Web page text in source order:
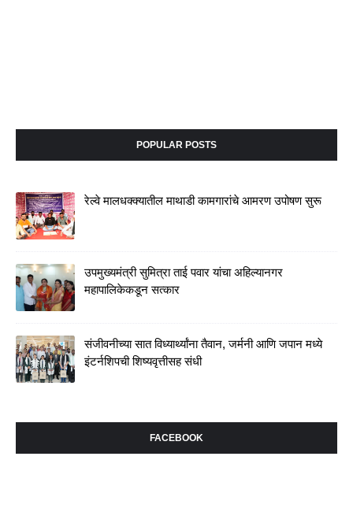
POPULAR POSTS
रेल्वे मालधक्क्यातील माथाडी कामगारांचे आमरण उपोषण सुरू
उपमुख्यमंत्री सुमित्रा ताई पवार यांचा अहिल्यानगर
महापालिकेकडून सत्कार
संजीवनीच्या सात विध्यार्थ्यांना तैवान, जर्मनी आणि जपान मध्ये
इंटर्नशिपची शिष्यवृत्तीसह संधी
FACEBOOK